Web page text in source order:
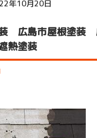
年10月20日
広島市屋根塗装
熱塗装